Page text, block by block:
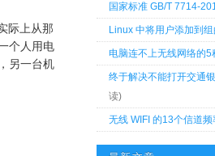
际上从那
个人用电
另一台机
国家标准 GB/T 7714-
Linux 中将用户添加到
电脑连不上无线网络的5
终于解决不能打开交通
读)
无线 WIFI 的13个信道频